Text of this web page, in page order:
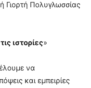
Γιορτή Πολυγλωσσίας
ιστορίες»
να
και εμπειρίες